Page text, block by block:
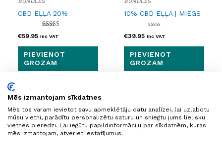
CBD EĻĻA 20%
5.00
€59.95 Inc VAT
PIEVIENOT
GROZAM
10% CBD EĻĻA | MIEGS
ar
5
€39.95 Inc VAT
PIEVIENOT
GROZAM
Mēs izmantojam sīkdatnes
Mēs tos varam ievietot savu apmeklētāju datu analīzei, lai uzlabotu
mūsu vietni, parādītu personalizētu saturu un sniegtu jums lielisku
vietnes pieredzi. Lai iegūtu papildinformāciju par sīkdatnēm, kuras
mēs izmantojam, atveriet iestatījumus.